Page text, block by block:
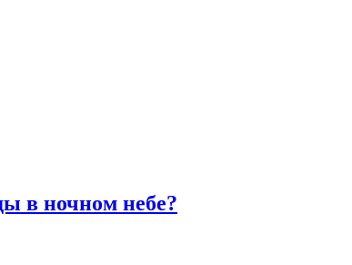
в ночном небе?